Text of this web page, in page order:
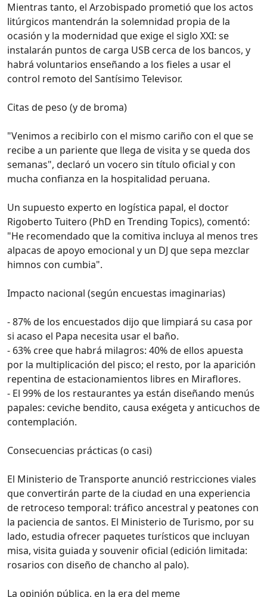
Mientras tanto, el Arzobispado prometió que los actos
litúrgicos mantendrán la solemnidad propia de la
ocasión y la modernidad que exige el siglo XXI: se
instalarán puntos de carga USB cerca de los bancos, y
habrá voluntarios enseñando a los fieles a usar el
control remoto del Santísimo Televisor.
Citas de peso (y de broma)
"Venimos a recibirlo con el mismo cariño con el que se
recibe a un pariente que llega de visita y se queda dos
semanas", declaró un vocero sin título oficial y con
mucha confianza en la hospitalidad peruana.
Un supuesto experto en logística papal, el doctor
Rigoberto Tuitero (PhD en Trending Topics), comentó:
"He recomendado que la comitiva incluya al menos tres
alpacas de apoyo emocional y un DJ que sepa mezclar
himnos con cumbia".
Impacto nacional (según encuestas imaginarias)
- 87% de los encuestados dijo que limpiará su casa por
si acaso el Papa necesita usar el baño.
- 63% cree que habrá milagros: 40% de ellos apuesta
por la multiplicación del pisco; el resto, por la aparición
repentina de estacionamientos libres en Miraflores.
- El 99% de los restaurantes ya están diseñando menús
papales: ceviche bendito, causa exégeta y anticuchos de
contemplación.
Consecuencias prácticas (o casi)
El Ministerio de Transporte anunció restricciones viales
que convertirán parte de la ciudad en una experiencia
de retroceso temporal: tráfico ancestral y peatones con
la paciencia de santos. El Ministerio de Turismo, por su
lado, estudia ofrecer paquetes turísticos que incluyan
misa, visita guiada y souvenir oficial (edición limitada:
rosarios con diseño de chancho al palo).
La opinión pública, en la era del meme